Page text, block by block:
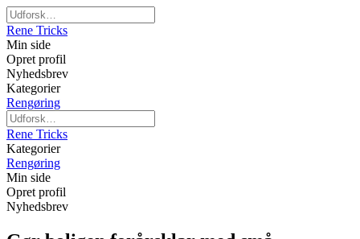
Rene Tricks
Min side
Opret profil
Nyhedsbrev
Kategorier
Rengøring
Rene Tricks
Kategorier
Rengøring
Min side
Opret profil
Nyhedsbrev